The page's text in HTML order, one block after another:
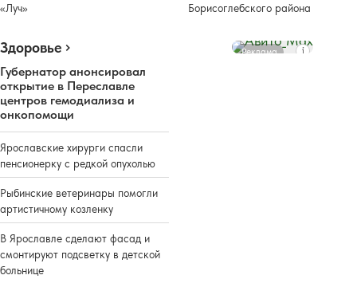
«Луч»
Борисоглебского района
Здоровье
Губернатор анонсировал
открытие в Переславле
центров гемодиализа и
онкопомощи
Ярославские хирурги спасли
пенсионерку с редкой опухолью
Рыбинские ветеринары помогли
артистичному козленку
В Ярославле сделают фасад и
смонтируют подсветку в детской
больнице
Реклама